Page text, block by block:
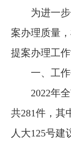
为进一
案办理质量
提案办理工
一、工
2022年
共281件，其
人大125号